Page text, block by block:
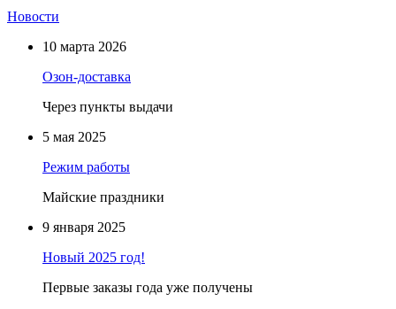
Новости
10 марта 2026
Озон-доставка
Через пункты выдачи
5 мая 2025
Режим работы
Майские праздники
9 января 2025
Новый 2025 год!
Первые заказы года уже получены